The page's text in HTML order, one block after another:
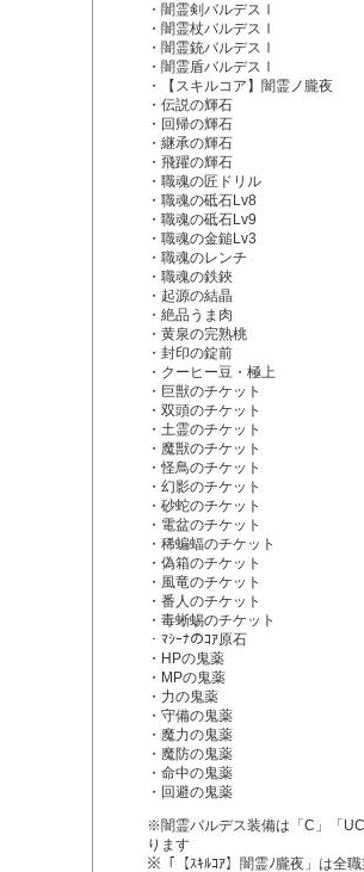
・闇霊剣バルデスⅠ
・闇霊杖バルデスⅠ
・闇霊銃バルデスⅠ
・闇霊盾バルデスⅠ
・【スキルコア】闇霊ノ朧夜
・伝説の輝石
・回帰の輝石
・継承の輝石
・飛躍の輝石
・職魂の匠ドリル
・職魂の砥石Lv8
・職魂の砥石Lv9
・職魂の金鎚Lv3
・職魂のレンチ
・職魂の鉄鋏
・起源の結晶
・絶品うま肉
・黄泉の完熟桃
・封印の錠前
・クーヒー豆・極上
・巨獣のチケット
・双頭のチケット
・土霊のチケット
・魔獣のチケット
・怪鳥のチケット
・幻影のチケット
・砂蛇のチケット
・電盆のチケット
・稀蝙蝠のチケット
・偽箱のチケット
・風竜のチケット
・番人のチケット
・毒蜥蜴のチケット
・ﾏｼｰﾅのｺｱ原石
・HPの鬼薬
・MPの鬼薬
・力の鬼薬
・守備の鬼薬
・魔力の鬼薬
・魔防の鬼薬
・命中の鬼薬
・回避の鬼薬
※闇霊バルデス装備は「C」「
ります
※「【ｽｷﾙｺｱ】闇霊ﾉ朧夜」は全